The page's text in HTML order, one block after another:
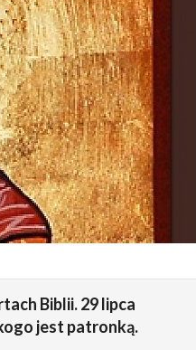
Biblii. 29 lipca
jest patronką.